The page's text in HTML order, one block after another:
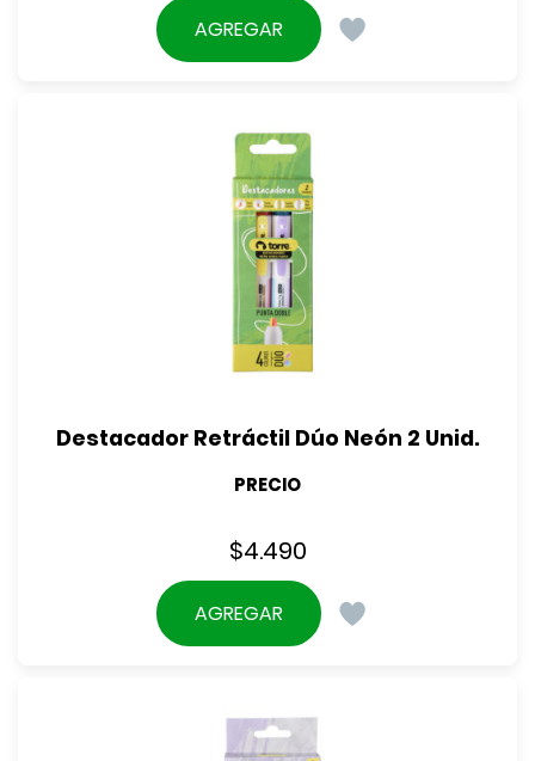
AGREGAR
Destacador Retráctil Dúo Neón 2 Unid.
PRECIO
$4.490
AGREGAR